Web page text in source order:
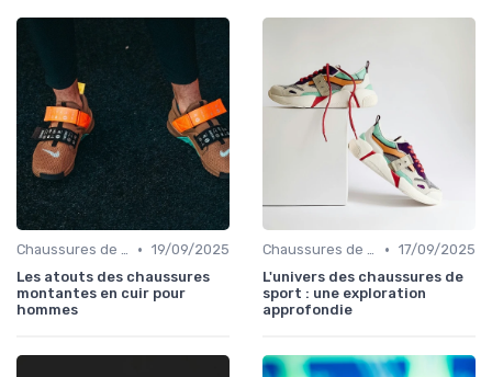
Chaussures de Football • 19/09/2025
Les atouts des chaussures
montantes en cuir pour
hommes
Chaussures de Course • 17/09/2025
L'univers des chaussures de
sport : une exploration
approfondie